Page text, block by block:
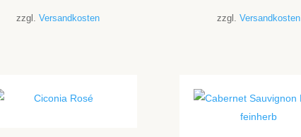
zzgl.Versandkosten zzgl. Versandkosten